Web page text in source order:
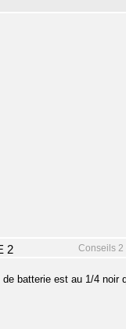
Conseils
2
batterie est au 1/4 noir